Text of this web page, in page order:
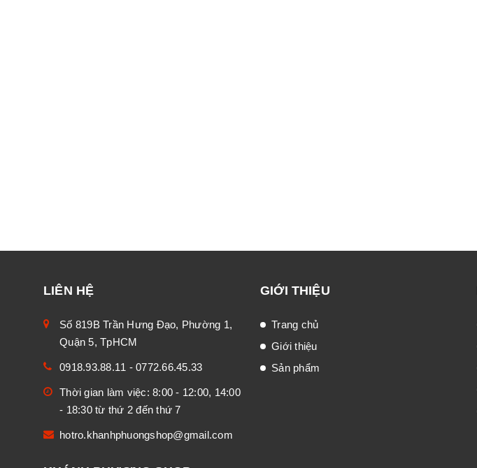
LIÊN HỆ
Số 819B Trần Hưng Đạo, Phường 1,
Quận 5, TpHCM
0918.93.88.11 - 0772.66.45.33
Thời gian làm việc: 8:00 - 12:00, 14:00
- 18:30 từ thứ 2 đến thứ 7
hotro.khanhphuongshop@gmail.com
GIỚI THIỆU
Trang chủ
Giới thiệu
Sản phẩm